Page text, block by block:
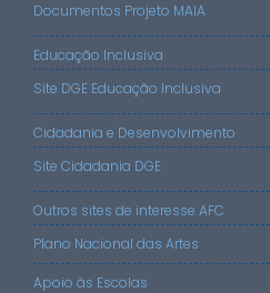
Documentos Projeto MAIA
Educação Inclusiva
Site DGE Educação Inclusiva
Cidadania e Desenvolvimento
Site Cidadania DGE
Outros sites de interesse AFC
Plano Nacional das Artes
Apoio às Escolas